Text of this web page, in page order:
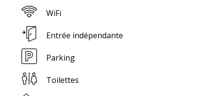
WiFi
Entrée indépendante
Parking
Toilettes